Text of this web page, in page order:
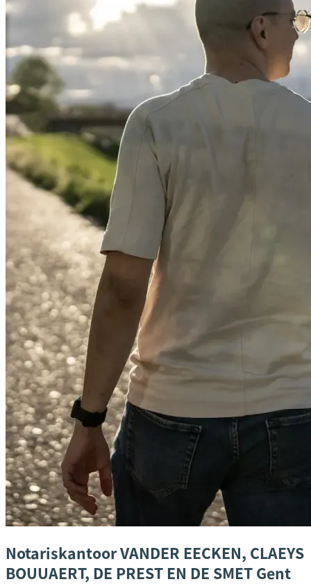
NotariskantoorVANDER EECKEN, CLAEYS
BOUUAERT, DE PREST EN DE SMET Gent